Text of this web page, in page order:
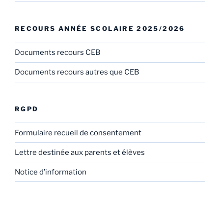
RECOURS ANNÉE SCOLAIRE 2025/2026
Documents recours CEB
Documents recours autres que CEB
RGPD
Formulaire recueil de consentement
Lettre destinée aux parents et élèves
Notice d’information